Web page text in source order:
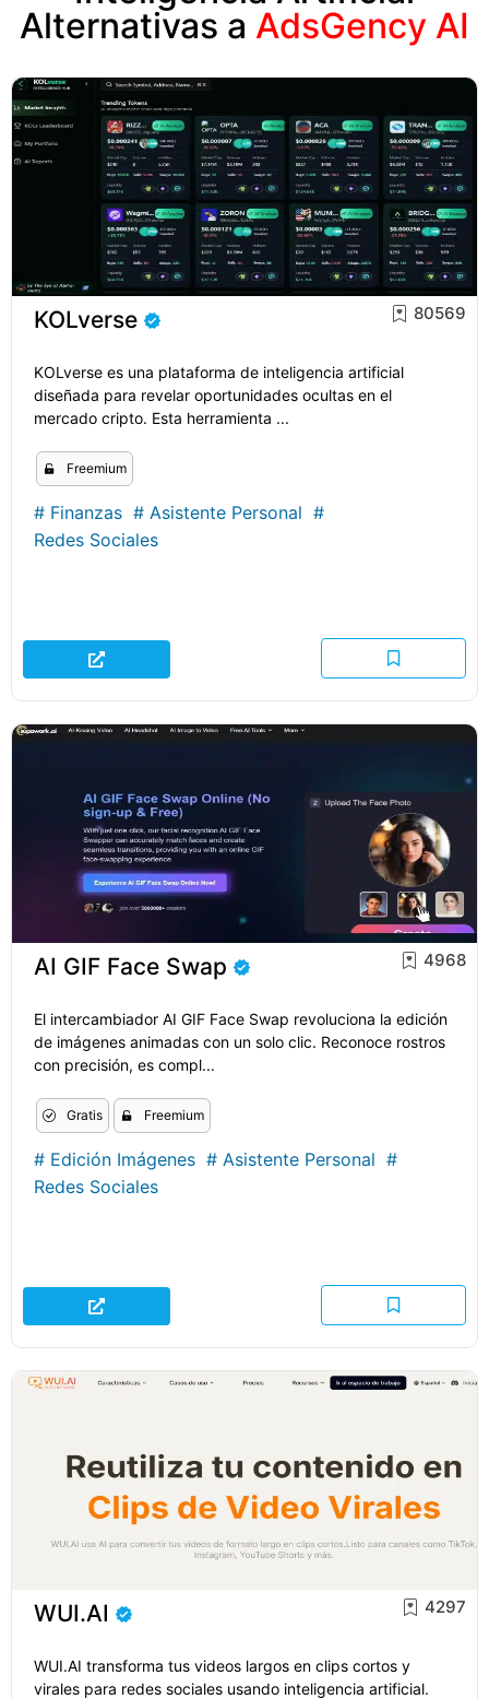
Alternativas a AdsGency AI
KOLverse 80569
KOLverse es una plataforma de inteligencia artificial
diseñada para revelar oportunidades ocultas en el
mercado cripto. Esta herramienta ...
Freemium
# Finanzas # Asistente Personal #
Redes Sociales
AI GIF Face Swap 4968
El intercambiador AI GIF Face Swap revoluciona la edición
de imágenes animadas con un solo clic. Reconoce rostros
con precisión, es compl...
Gratis Freemium
# Edición Imágenes # Asistente Personal #
Redes Sociales
WUI.AI 4297
WUI.AI transforma tus videos largos en clips cortos y
virales para redes sociales usando inteligencia artificial.